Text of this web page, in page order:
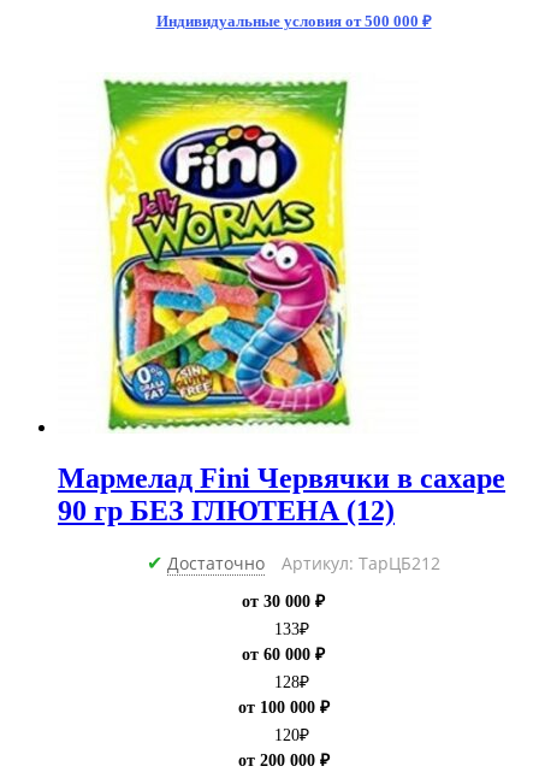
прозрачныеИндивидуальные условия от 500 000 ₽
Мармелад Fini Червячки в сахаре
90 гр БЕЗ ГЛЮТЕНА (12)
✔ Достаточно Артикул: ТарЦБ212
от 30 000 ₽
133₽
от 60 000 ₽
128₽
от 100 000 ₽
120₽
от 200 000 ₽